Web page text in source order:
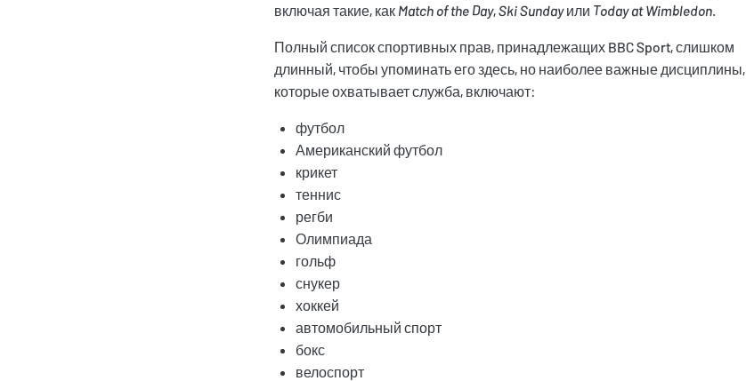
включая такие, как Match of the Day,Ski Sundayили Today at Wimbledon
Полный список спортивных прав, принадлежащих BBC Sport, слишком
длинный, чтобы упоминать его здесь, но наиболее важные дисциплины,
которые охватывает служба, включают:
футбол
Американский футбол
крикет
теннис
регби
Олимпиада
гольф
снукер
хоккей
автомобильный спорт
бокс
велоспорт